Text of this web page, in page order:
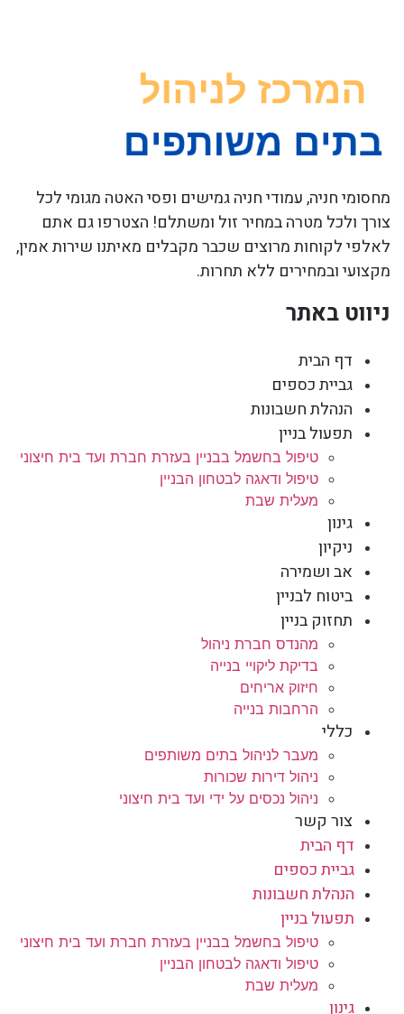
מחסומי חניה, עמודי חניה גמישים ופסי האטה מגומי לכל
צורך ולכל מטרה במחיר זול ומשתלם! הצטרפו גם אתם
לאלפי לקוחות מרוצים שכבר מקבלים מאיתנו שירות אמין,
מקצועי ובמחירים ללא תחרות.
ניווט באתר
דף הבית
גביית כספים
הנהלת חשבונות
תפעול בניין
טיפול בחשמל בבניין בעזרת חברת ועד בית חיצוני
טיפול ודאגה לבטחון הבניין
מעלית שבת
גינון
ניקיון
אב ושמירה
ביטוח לבניין
תחזוק בניין
מהנדס חברת ניהול
בדיקת ליקויי בנייה
חיזוק אריחים
הרחבות בנייה
כללי
מעבר לניהול בתים משותפים
ניהול דירות שכורות
ניהול נכסים על ידי ועד בית חיצוני
צור קשר
דף הבית
גביית כספים
הנהלת חשבונות
תפעול בניין
טיפול בחשמל בבניין בעזרת חברת ועד בית חיצוני
טיפול ודאגה לבטחון הבניין
מעלית שבת
גינון